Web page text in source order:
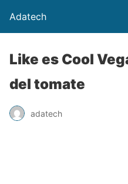
Adatech
Like es Cool
del tomate
adatech